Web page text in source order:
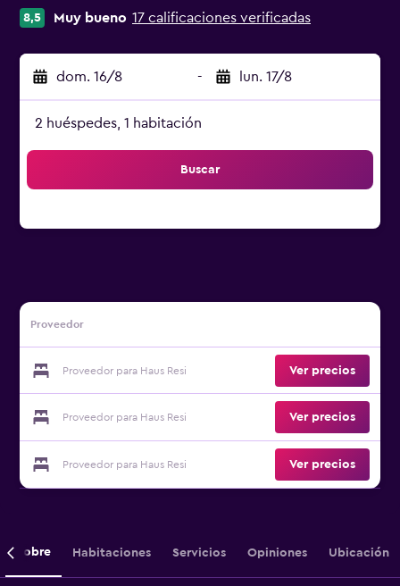
8,5 Muy bueno 17 calificaciones verificadas
dom. 16/8 - lun. 17/8
2 huéspedes, 1 habitación
Buscar
Proveedor
Proveedor para Haus Resi Ver precios
Proveedor para Haus Resi Ver precios
Proveedor para Haus Resi Ver precios
Sobre Habitaciones Servicios Opiniones Ubicación